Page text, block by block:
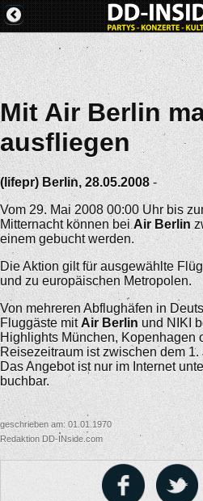
Mit Air Berlin
ausfliegen
(lifepr) Berlin, 28.05.2008 -
Vom 29. Mai 2008 00:00 Uhr bis
Mitternacht können bei Air Berlin
einem gebucht werden.
Die Aktion gilt für ausgewählte
und zu europäischen Metropolen.
Von mehreren Abflughäfen in
Fluggäste mitAir Berlin und NIKI
Highlights München, Kopenhagen
Reisezeitraum ist zwischen dem
Das Angebot ist nur im Internet
buchbar.
geschrieben am: 01.01.1970
Redaktion DD-INside.com